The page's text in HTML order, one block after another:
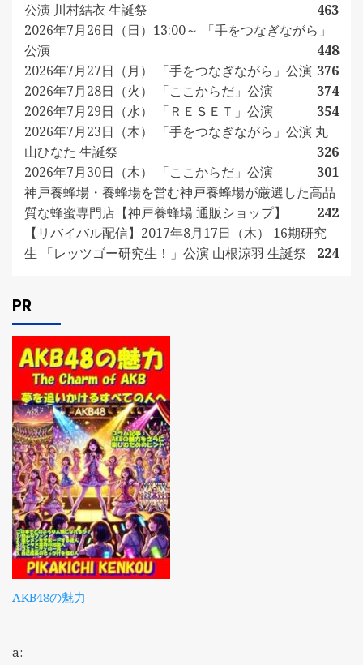
公演 川村結衣 生誕祭
463
2026年7月26日（日）13:00～ 「手をつなぎながら」
公演
448
2026年7月27日（月） 「手をつなぎながら」公演 376
2026年7月28日（火） 「ここからだ」公演
374
2026年7月29日（水） 「ＲＥＳＥＴ」公演
354
2026年7月23日（木） 「手をつなぎながら」公演 丸
山ひなた 生誕祭
326
2026年7月30日（木） 「ここからだ」公演
301
神戸養蜂場・養蜂場を営む神戸養蜂場が厳選した高品
質な蜂蜜専門店【神戸養蜂場 通販ショップ】
242
【リバイバル配信】2017年8月17日（木） 16期研究
生 「レッツゴー研究生！」公演 山根涼羽 生誕祭
224
PR
AKB48の魅力
a: